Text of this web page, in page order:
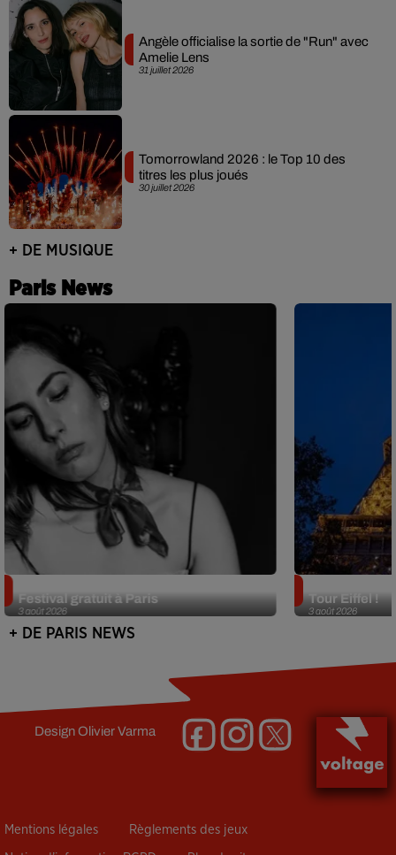
31 juillet 2026
Angèle officialise la sortie de "Run" avec
Amelie Lens
30 juillet 2026
Tomorrowland 2026 : le Top 10 des
titres les plus joués
+ DE MUSIQUE
Paris News
3 août 2026
Festival gratuit à Paris
3 août 2026
Tour Eiffel !
+ DE PARIS NEWS
DesignOlivier Varma
Mentions légales Règlements des jeux